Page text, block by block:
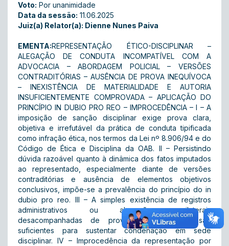
Voto: Por unanimidade
Data da sessão: 11.06.2025
Juiz(a) Relator(a): Dienne Nunes Paiva
EMENTA:REPRESENTAÇÃO ÉTICO-DISCIPLINAR –
ALEGAÇÃO DE CONDUTA INCOMPATÍVEL COM A
ADVOCACIA – ABORDAGEM POLICIAL – VERSÕES
CONTRADITÓRIAS – AUSÊNCIA DE PROVA INEQUÍVOCA
– INEXISTÊNCIA DE MATERIALIDADE E AUTORIA
INSUFICIENTEMENTE COMPROVADA – APLICAÇÃO DO
PRINCÍPIO IN DUBIO PRO REO – IMPROCEDÊNCIA – I – A
imposição de sanção disciplinar exige prova clara,
objetiva e irrefutável da prática de conduta tipificada
como infração ética, nos termos da Lei nº 8.906/94 e do
Código de Ética e Disciplina da OAB. II – Persistindo
dúvida razoável quanto à dinâmica dos fatos imputados
ao representado, especialmente diante de versões
contraditórias e ausência de elementos objetivos
conclusivos, impõe-se a prevalência do princípio do in
dubio pro reo. III – A simples existência de registros
administrativos ou alegações unilaterais
desacompanhadas de provas robustas não são
suficientes para sustentar condenação em sede
disciplinar. IV – Improcedência da representação por